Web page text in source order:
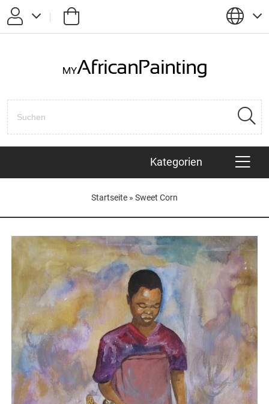
Kategorien
AFRIKANISCHE TIERE
HAITIANISCHE BILDER
POP ART
ZEITGENÖSSISCHE KUNST
AKT
GOLF
NACH GRÖSSE
SONDERANGEBOTE
Startseite » Sweet Corn